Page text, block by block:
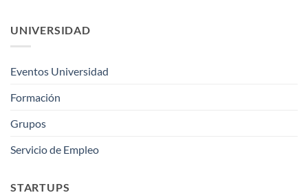
UNIVERSIDAD
Eventos Universidad
Formación
Grupos
Servicio de Empleo
STARTUPS